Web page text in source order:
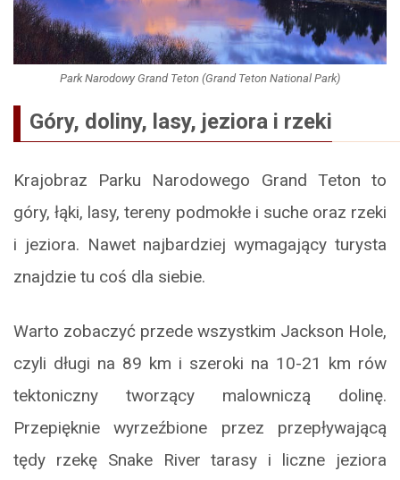
Park Narodowy Grand Teton (Grand Teton National Park)
Góry, doliny, lasy, jeziora i rzeki
Krajobraz Parku Narodowego Grand Teton to
góry, łąki, lasy, tereny podmokłe i suche oraz rzeki
i jeziora. Nawet najbardziej wymagający turysta
znajdzie tu coś dla siebie.
Warto zobaczyć przede wszystkim Jackson Hole,
czyli długi na 89 km i szeroki na 10-21 km rów
tektoniczny tworzący malowniczą dolinę.
Przepięknie wyrzeźbione przez przepływającą
tędy rzekę Snake River tarasy i liczne jeziora